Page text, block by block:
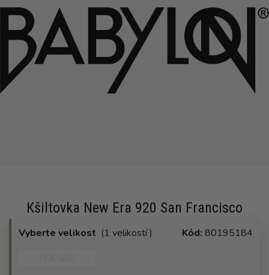
Kšiltovka New Era 920 San Francisco
Vyberte velikost (1 velikostí ) Kód: 80195184